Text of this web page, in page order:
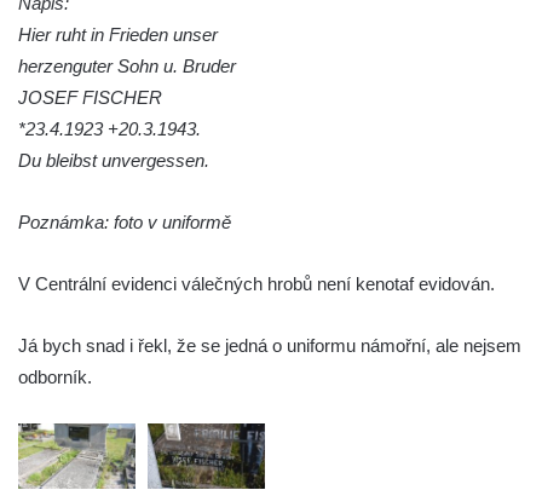
Kenotaf Jana Mojžiše na hřbitově ve
Velešíně
Kenotaf Josefa Jílka na hřbitově ve
Velešíně
Hrob Jana Foitla na hřbitově ve Velešíně
Pomník obětem 2. světové války na hřbitově
Pamětní deska 240 MILES TO FREEDOM u
pomníku obětem válek na náměstí J. V.
Pomník obětem 1. a 2. světové války na
náměstí J. V. Kamarýta ve Velešíně
Hier ruht in Frieden unser
herzenguter Sohn u. Bruder
JOSEF FISCHER
*23.4.1923 +20.3.1943.
Du bleibst unvergessen.
Poznámka: foto v uniformě
V Centrální evidenci válečných hrobů není kenotaf evidován.
Já bych snad i řekl, že se jedná o uniformu námořní, ale nejsem
odborník.